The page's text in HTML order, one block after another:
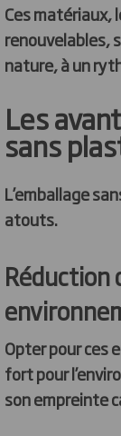
Ces matériaux,
renouvelables,
nature, à un
Les
sans
L’emballage
atouts.
Réduction
Opter pour ces
fort pour
son empreinte